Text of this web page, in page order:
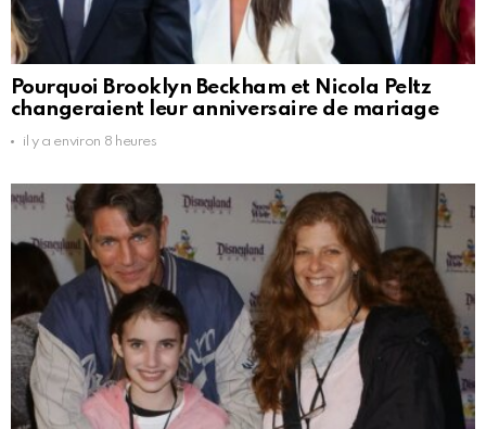
Pourquoi Brooklyn Beckham et Nicola Peltz
changeraient leur anniversaire de mariage
il y a environ 8 heures